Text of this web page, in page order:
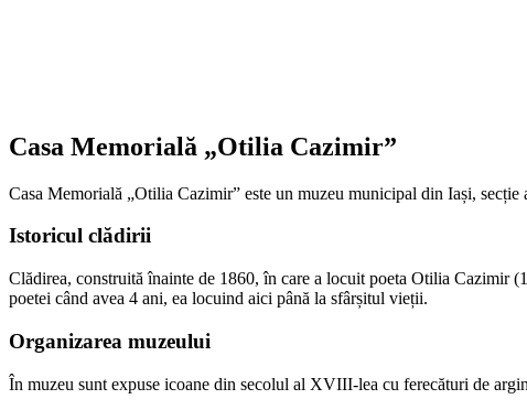
Casa Memorială „Otilia Cazimir”
Casa Memorială „Otilia Cazimir” este un muzeu municipal din Iași,
Istoricul clădirii
Clădirea, construită înainte de 1860, în care a locuit poeta Otilia Cazimir
poetei când avea 4 ani, ea locuind aici până la sfârșitul vieții.
Organizarea muzeului
În muzeu sunt expuse icoane din secolul al XVIII-lea cu ferecături de